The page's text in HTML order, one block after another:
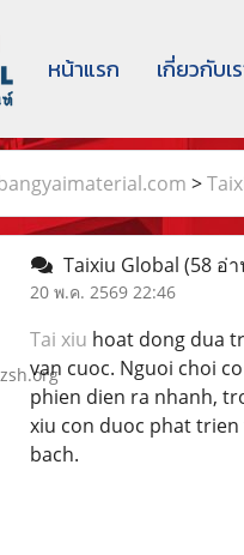
หน้าแรก เกี่ยวกับเ
>
Taixiu Global (58 อ่
20 พ.ค. 2569 22:46
Tai xiu hoat dong dua
van cuoc. Nguoi choi
phien dien ra nhanh,
xiu con duoc phat
bach.